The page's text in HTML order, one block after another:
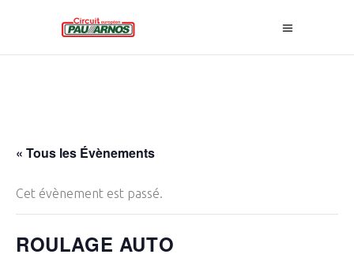
« Tous les Évènements
Cet évènement est passé.
ROULAGE AUTO